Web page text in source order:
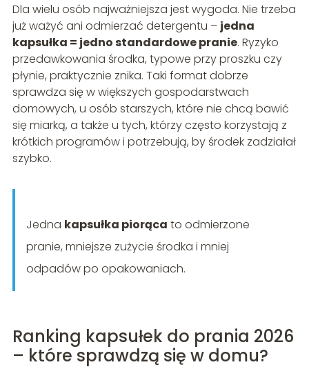
Dla wielu osób najważniejsza jest wygoda. Nie trzeba
już ważyć ani odmierzać detergentu – jedna
kapsułka = jedno standardowe pranie. Ryzyko
przedawkowania środka, typowe przy proszku czy
płynie, praktycznie znika. Taki format dobrze
sprawdza się w większych gospodarstwach
domowych, u osób starszych, które nie chcą bawić
się miarką, a także u tych, którzy często korzystają z
krótkich programów i potrzebują, by środek zadziałał
szybko.
Jedna kapsułka piorąca to odmierzone
pranie, mniejsze zużycie środka i mniej
odpadów po opakowaniach.
Ranking kapsułek do prania 2026
– które sprawdzą się w domu?